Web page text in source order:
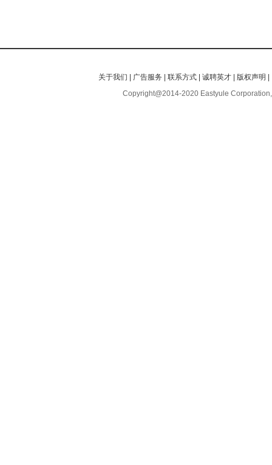
关于我们 广告服务 |联系方式 |诚聘英才 版权声明
Copyright@2014-2020 Eastyule